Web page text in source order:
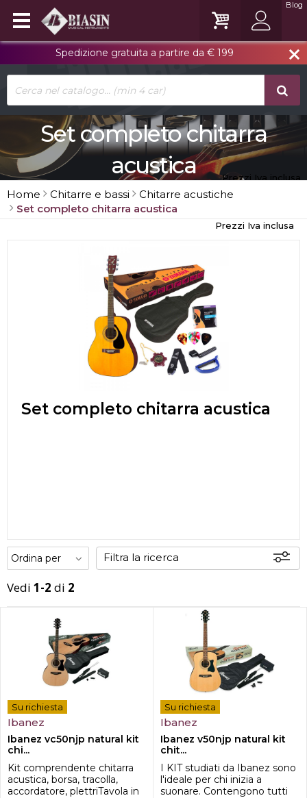
close
Spedizione gratuita a partire da € 199
Blog
Set completo chitarra
acustica
Prezzi Iva inclusa
Home Chitarre e bassi
Chitarre acustiche
Set completo chitarra acustica
Prezzi Iva inclusa
Set completo chitarra acustica
Filtra la ricerca
Vedi 1-2 di 2
Su richiesta
Ibanez
Ibanez vc50njp natural kit
chi...
Kit comprendente chitarra
acustica, borsa, tracolla,
accordatore, plettriTavola in
Su richiesta
Ibanez
Ibanez v50njp natural kit
chit...
I KIT studiati da Ibanez sono
l'ideale per chi inizia a
suonare. Contengono tutti